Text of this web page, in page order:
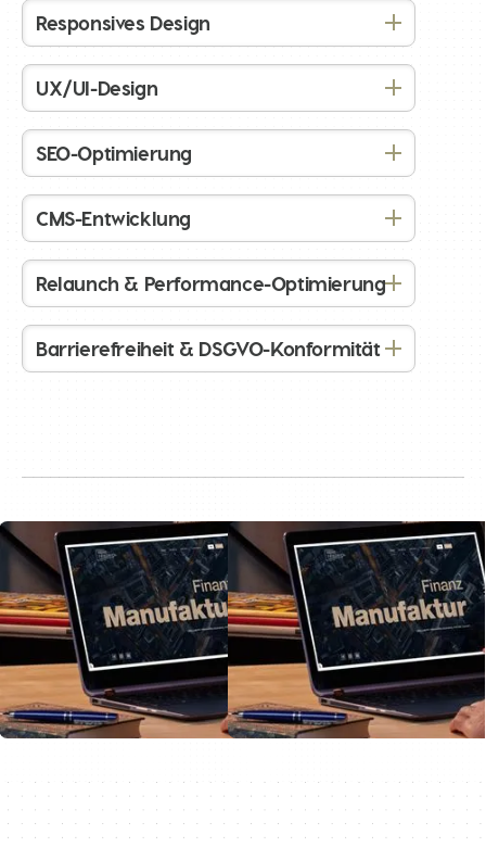
Responsives Design
UX/UI-Design
SEO-Optimierung
CMS-Entwicklung
Relaunch & Performance-Optimierung
Barrierefreiheit & DSGVO-Konformität